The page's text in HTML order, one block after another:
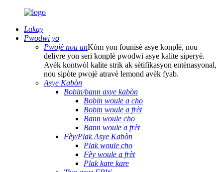
Lakay
Pwodwi yo
Pwojè nou anKòm yon founisè asye konplè, nou
delivre yon seri konplè pwodwi asye kalite siperyè.
Avèk kontwòl kalite strik ak sètifikasyon entènasyonal,
nou sipòte pwojè atravè lemond avèk fyab.
Asye Kabòn
Bobin/bann asye kabòn
Bobin woule a cho
Bobin woule a frèt
Bann woule cho
Bann woule a frèt
Fèy/Plak Asye Kabòn
Plak woule cho
Fèy woule a frèt
Plak kare kare